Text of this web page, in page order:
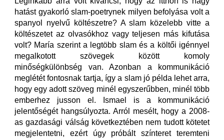
hatást gyakorló slam-poetrynek milyen befolyása volt a
spanyol nyelvű költészetre? A slam közelebb vitte a
költészetet az olvasókhoz vagy teljesen más kifutása
volt? María szerint a legtöbb slam és a költői igénnyel
megalkotott szövegek között komoly
minőségkülönbség van. Azonban a kommunikáció
meglétét fontosnak tartja, így a slam jó példa lehet arra,
hogy egy adott szöveg minél egyszerűbben, minél több
emberhez jusson el. Ismael is a kommunikáció
jelentőségét hangsúlyozta. Arról mesélt, hogy a 2008-
as gazdasági válság következtében nem tudott kötetet
megjelentetni, ezért úgy próbált színteret teremteni